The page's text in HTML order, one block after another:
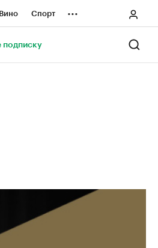
Спорт ...
подписку